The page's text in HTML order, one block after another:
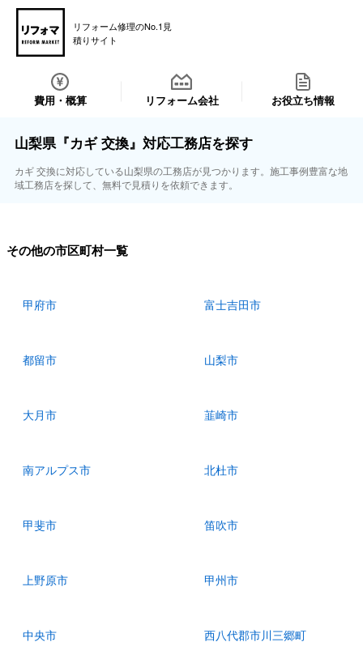
リフォーム修理のNo.1見
積りサイト
費用・概算 リフォーム会社 お役立ち情報
山梨県『カギ 交換』対応工務店を探す
カギ 交換に対応している山梨県の工務店が見つかります。施工事例豊富な地
域工務店を探して、無料で見積りを依頼できます。
その他の市区町村一覧
甲府市 富士吉田市
都留市 山梨市
大月市 韮崎市
南アルプス市 北杜市
甲斐市 笛吹市
上野原市 甲州市
中央市 西八代郡市川三郷町